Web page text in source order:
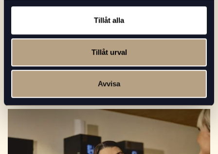
Tillåt alla
Tillåt urval
Avvisa
2020-09-19
Beans in Cup AB förvärvar
kaffeverksamheten av Bonhagen AB
2020-09-19